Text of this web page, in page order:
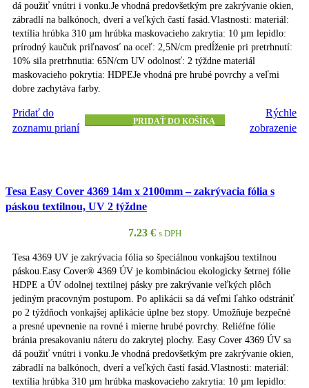
dá použiť vnútri i vonku.Je vhodná predovšetkým pre zakrývanie okien,
zábradlí na balkónoch, dverí a veľkých častí fasád.Vlastnosti: materiál:
textília hrúbka 310 µm hrúbka maskovacieho zakrytia: 10 µm lepidlo:
prírodný kaučuk priľnavosť na oceľ: 2,5N/cm predĺženie pri pretrhnutí:
10% sila pretrhnutia: 65N/cm UV odolnosť: 2 týždne materiál
maskovacieho pokrytia: HDPEJe vhodná pre hrubé povrchy a veľmi
dobre zachytáva farby.
Pridať do
zoznamu prianí
PRIDAŤ DO KOŠÍKA
Rýchle
zobrazenie
Tesa Easy Cover 4369 14m x 2100mm – zakrývacia fólia s
páskou textilnou, UV 2 týždne
7.23 € s DPH
Tesa 4369 UV je zakrývacia fólia so špeciálnou vonkajšou textilnou
páskou.Easy Cover® 4369 ÚV je kombináciou ekologicky šetrnej fólie
HDPE a ÚV odolnej textilnej pásky pre zakrývanie veľkých plôch
jediným pracovným postupom. Po aplikácii sa dá veľmi ľahko odstrániť
po 2 týždňoch vonkajšej aplikácie úplne bez stopy. Umožňuje bezpečné
a presné upevnenie na rovné i mierne hrubé povrchy. Reliéfne fólie
bránia presakovaniu náteru do zakrytej plochy. Easy Cover 4369 ÚV sa
dá použiť vnútri i vonku.Je vhodná predovšetkým pre zakrývanie okien,
zábradlí na balkónoch, dverí a veľkých častí fasád.Vlastnosti: materiál:
textília hrúbka 310 µm hrúbka maskovacieho zakrytia: 10 µm lepidlo: